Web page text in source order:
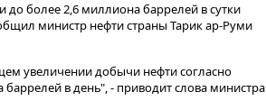
более 2,6 миллиона баррелей в сутки
министр нефти страны Тарик ар-Руми
увеличении добычи нефти согласно
в день", - приводит слова министра